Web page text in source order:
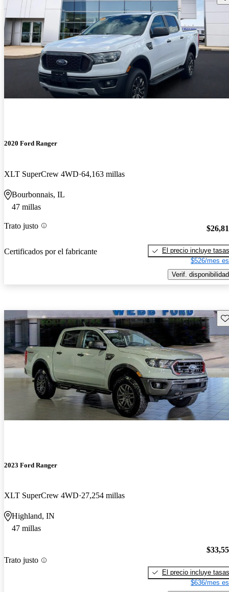
2020 Ford Ranger
XLT SuperCrew 4WD 64,163 millas
Bourbonnais, IL
47 millas
Trato justo
Certificados por el fabricante
El precio incluye tasas
$526/mes
Verif. disponibilidad
2023 Ford Ranger
XLT SuperCrew 4WD 27,254 millas
Highland, IN
47 millas
Trato justo
El precio incluye tasas
$636/mes